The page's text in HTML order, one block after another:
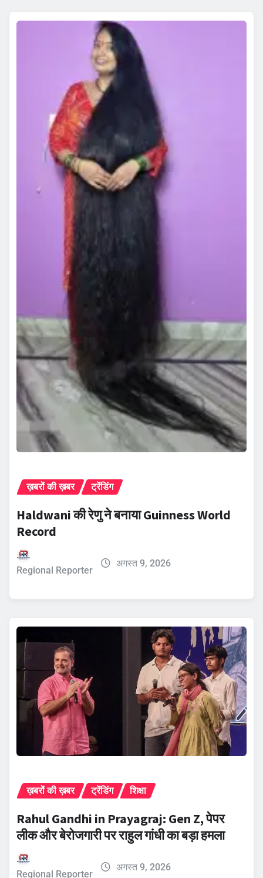
ख़बरों की ख़बर ट्रेंडिंग
Haldwani की रेणु ने बनाया Guinness World
Record
Regional Reporter
अगस्त 9, 2026
ख़बरों की ख़बर ट्रेंडिंग शिक्षा
Rahul Gandhi in Prayagraj: Gen Z, पेपर
लीक और बेरोजगारी पर राहुल गांधी का बड़ा हमला
Regional Reporter
अगस्त 9, 2026